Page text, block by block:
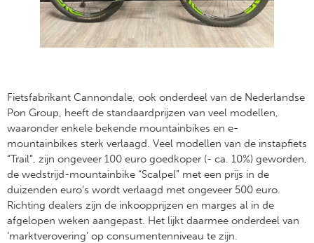
Fietsfabrikant Cannondale, ook onderdeel van de Nederlandse
Pon Group, heeft de standaardprijzen van veel modellen,
waaronder enkele bekende mountainbikes en e-
mountainbikes sterk verlaagd. Veel modellen van de instapfiets
“Trail”, zijn ongeveer 100 euro goedkoper (- ca. 10%) geworden,
de wedstrijd-mountainbike “Scalpel” met een prijs in de
duizenden euro’s wordt verlaagd met ongeveer 500 euro.
Richting dealers zijn de inkoopprijzen en marges al in de
afgelopen weken aangepast. Het lijkt daarmee onderdeel van
‘marktverovering’ op consumentenniveau te zijn.